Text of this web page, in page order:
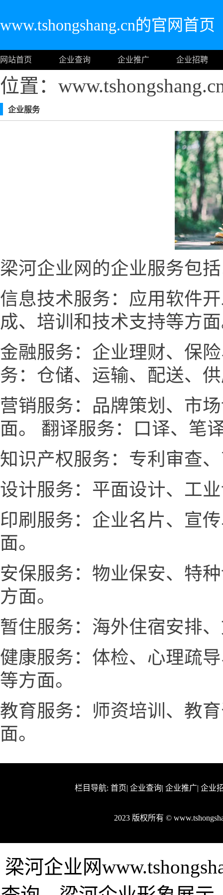
www.tshongshang.cn的官网首页
网站首页 企业查询 企业推广 企业招聘
位置：
企业服务
梁河企业网的企业服务包
信息技术服务：应用软件
成、培训和技术支持等方
金融服务：企业理财、保
务：仓储、运输、配送、
营销服务：品牌策划、市
面。 翻译服务：口译、笔
知识产权服务：专利审查
设计服务：平面设计、工
印刷服务：企业名片、宣
面。
安保服务：物业保安、特
方面。
暂住服务：海外住宿安排
健康服务：体检、心理疏
等方面。
教育服务：师资培训、教
面。
栏目导航: 首页| 企业查询| 企业推广| 企业
2023 版权所有 ©
梁河企业网